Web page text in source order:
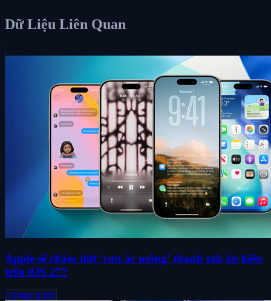
Dữ Liệu Liên Quan
Apple sẽ chấm dứt ‘cơn ác mộng’ thanh tab ẩn hiện
trên iOS 27?
3 tháng trước